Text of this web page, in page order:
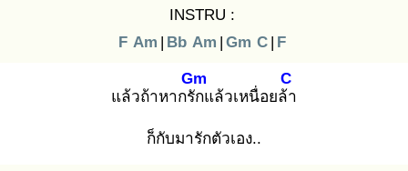
INSTRU :
F Am | Bb Am | Gm C | F
แล้วถ้าหากรัก
Gm
แล้วเหนื่อยล้า
C
ก็กับมารักตัวเอง..